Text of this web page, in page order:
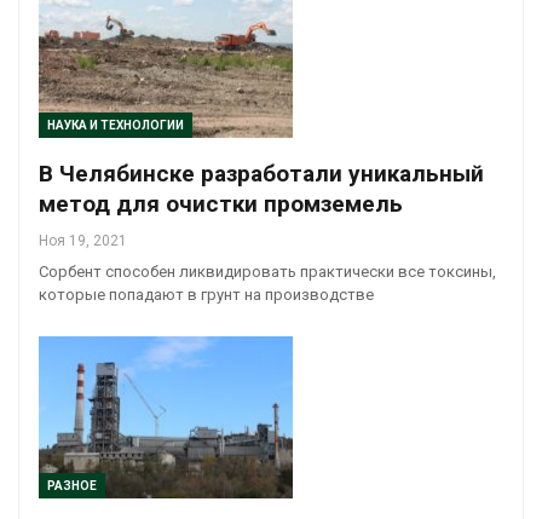
НАУКА И ТЕХНОЛОГИИ
В Челябинске разработали уникальный
метод для очистки промземель
Ноя 19, 2021
Сорбент способен ликвидировать практически все токсины,
которые попадают в грунт на производстве
РАЗНОЕ